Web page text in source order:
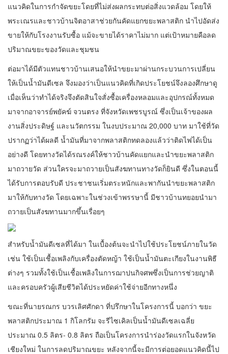
แนวคิดในการกำจัดขยะโดยที่ไม่ส่งผลกระทบต่อสิ่งแวดล้อม โดยให้
พระเณรและชาวบ้านจิตอาสาช่วยกันคัดแยกขยะพลาสติก นำไปอัดส่ง
ขายให้กับโรงงานรับซื้อ แม้จะขายได้ราคาไม่มาก แต่เป้าหมายคือลด
ปริมาณขยะของวัดและชุมชน
ต่อมาได้มีตัวแทนชาวบ้านเสนอให้นำขยะมาผ่านกระบวนการเปลี่ยน
ให้เป็นน้ำมันดีเซล จึงมองว่าเป็นแนวคิดที่เกิดประโยชน์จึงลองศึกษาดู
เมื่อเห็นว่าทำได้จริงจึงตัดสินใจสั่งซื้อเครื่องหลอมและอุปกรณ์ทั้งหมด
มาจากอาจารย์พยัคฆ์ จวนตรง ที่จังหวัดเพชรบูรณ์ ซึ่งเป็นเจ้าของผล
งานสิ่งประดิษฐ์ และนวัตกรรม ในงบประมาณ 20,000 บาท มาใช้ที่วัด
ปรากฏว่าได้ผลดี น้ำมันที่มาจากพลาสติกทดลองแล้วว่าติดไฟได้เป็น
อย่างดี โดยทางวัดได้รณรงค์ให้ชาวบ้านคัดแยกและนำขยะพลาสติก
มาถวายวัด ส่วนใครจะมาถวายเป็นสังฆทานทางวัดก็ยินดี ซึ่งในตอนนี้
ได้รับการตอบรับดี ประชาชนเริ่มตระหนักและพากันนำขยะพลาสติก
มาให้กับทางวัด โดยเฉพาะในช่วงเข้าพรรษานี้ มีชาวบ้านทยอยนำมา
ถวายเป็นสังฆทานมากขึ้นเรื่อยๆ
สำหรับน้ำมันดีเซลที่ได้มา ในเบื้องต้นจะนำไปใช้ประโยชน์ภายในวัด
เช่น ใช้เป็นเชื้อเพลิงกับเครื่องตัดหญ้า ใช้เป็นน้ำมันตะเกียงในงานพิธี
ต่างๆ รวมทั้งใช้เป็นเชื้อเพลิงในการฌาปนกิจศพซึ่งเป็นการช่วยญาติ
และครอบครัวผู้เสียชีวิตได้ประหยัดค่าใช้จ่ายอีกทางหนึ่ง
ขณะที่นายรณกร บวรเลิศศักดา ที่ปรึกษาในโครงการนี้ บอกว่า ขยะ
พลาสติกประมาณ 1 กิโลกรัม จะรีไซเคิลเป็นน้ำมันดีเซลเฉลี่ย
ประมาณ 0.5 ลิตร- 0.8 ลิตร ถือเป็นโครงการนำร่องวัดแรกในจังหวัด
เชียงใหม่ ในการลดปริมาณขยะ หลังจากนี้จะมีการต่อยอดแนวคิดนี้ไป